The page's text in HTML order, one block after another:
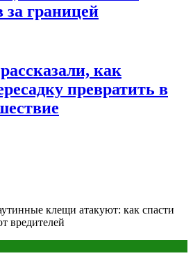
за границей
как
превратить в
клещи атакуют: как спасти
вредителей